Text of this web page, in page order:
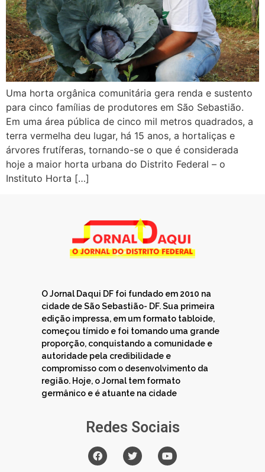
Uma horta orgânica comunitária gera renda e sustento
para cinco famílias de produtores em São Sebastião.
Em uma área pública de cinco mil metros quadrados, a
terra vermelha deu lugar, há 15 anos, a hortaliças e
árvores frutíferas, tornando-se o que é considerada
hoje a maior horta urbana do Distrito Federal – o
Instituto Horta […]
O Jornal Daqui DF foi fundado em 2010 na
cidade de São Sebastião- DF. Sua primeira
edição impressa, em um formato tabloide,
começou tímido e foi tomando uma grande
proporção, conquistando a comunidade e
autoridade pela credibilidade e
compromisso com o desenvolvimento da
região. Hoje, o Jornal tem formato
germânico e é atuante na cidade
Redes Sociais